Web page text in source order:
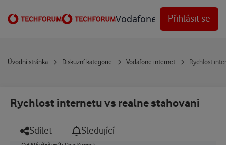
Vodafone Techforum
Přihlásit se
Úvodní stránka Diskuzní kategorie Vodafone internet Rychlost
Rychlost internetu vs realne stahovani
Sdílet Sledující